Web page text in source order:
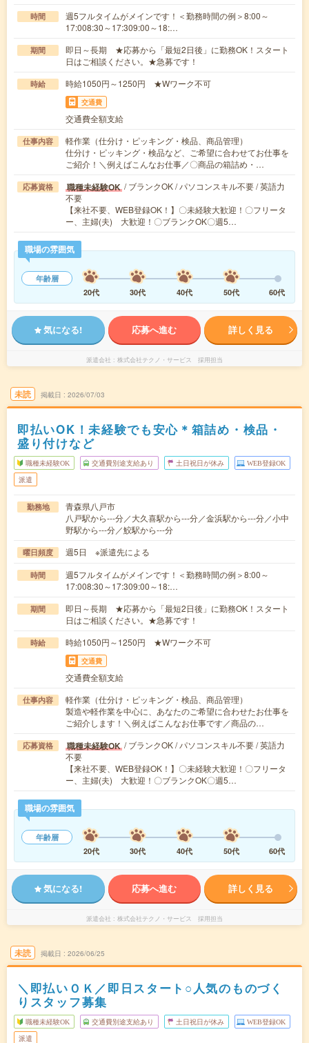
時間
週5フルタイムがメインです！＜勤務時間の例＞8:00～
17:008:30～17:309:00～18:…
期間
即日～長期 ★応募から「最短2日後」に勤務OK！スタート
日はご相談ください。★急募です！
時給 時給1050円～1250円 ★Wワーク不可
交通費
交通費全額支給
仕事内容
軽作業（仕分け・ピッキング・検品、商品管理）
仕分け・ピッキング・検品など、ご希望に合わせてお仕事を
ご紹介！＼例えばこんなお仕事／〇商品の箱詰め・…
応募資格 職種未経験OK / ブランクOK / パソコンスキル不要 / 英語力
不要
【来社不要、WEB登録OK！】〇未経験大歓迎！〇フリータ
ー、主婦(夫) 大歓迎！〇ブランクOK〇週5…
職場の雰囲気
年齢層
20代
30代 40代 50代 60代
気になる! 応募へ進む 詳しく見る
派遣会社 株式会社テクノ・サービス 採用担当
未読 掲載日 2026/07/03
即払いOK！未経験でも安心＊箱詰め・検品・
盛り付けなど
職種未経験OK 交通費別途支給あり 土日祝日が休み WEB登録OK
派遣
勤務地
青森県八戸市
八戸駅から---分／大久喜駅から---分／金浜駅から---分／小中
野駅から---分／鮫駅から---分
曜日頻度 週5日 ※派遣先による
時間
週5フルタイムがメインです！＜勤務時間の例＞8:00～
17:008:30～17:309:00～18:…
期間
即日～長期 ★応募から「最短2日後」に勤務OK！スタート
日はご相談ください。★急募です！
時給 時給1050円～1250円 ★Wワーク不可
交通費
交通費全額支給
仕事内容
軽作業（仕分け・ピッキング・検品、商品管理）
製造や軽作業を中心に、あなたのご希望に合わせたお仕事を
ご紹介します！＼例えばこんなお仕事です／商品の…
応募資格 職種未経験OK / ブランクOK / パソコンスキル不要 / 英語力
不要
【来社不要、WEB登録OK！】〇未経験大歓迎！〇フリータ
ー、主婦(夫) 大歓迎！〇ブランクOK〇週5…
職場の雰囲気
年齢層
20代
30代 40代 50代 60代
気になる! 応募へ進む 詳しく見る
派遣会社 株式会社テクノ・サービス 採用担当
未読 掲載日 2026/06/25
＼即払いＯＫ／即日スタート○人気のものづく
りスタッフ募集
職種未経験OK 交通費別途支給あり 土日祝日が休み WEB登録OK
派遣